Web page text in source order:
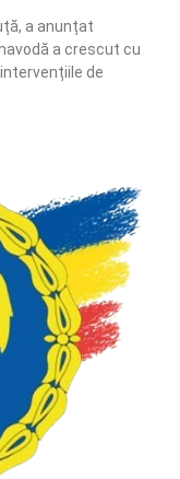
a anunțat
a crescut cu
de